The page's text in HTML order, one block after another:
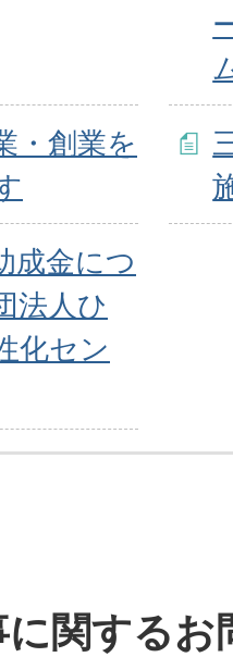
・創業を
成金につ
法人ひ
化セン
に関するお